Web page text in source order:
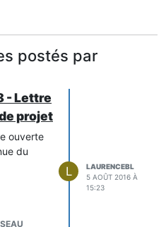
postés par
- Lettre
projet
ouverte
du
L
LAURENCEBL
5 AOÛT 2016 À
15:23